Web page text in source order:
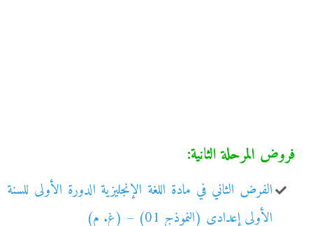
فروض المرحلة الثانية:
الفرض الثاني في مادة اللغة الإنجليزية الدورة الأولى للسنة
الأولى إعدادي (النموذج 01) – (غ. م)